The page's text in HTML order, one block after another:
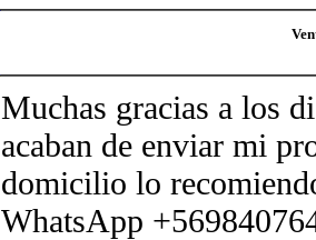
Muchas gracias a los
acaban de enviar mi
domicilio lo
WhatsApp